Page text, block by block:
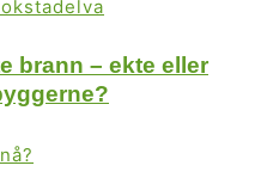
brann – ekte eller